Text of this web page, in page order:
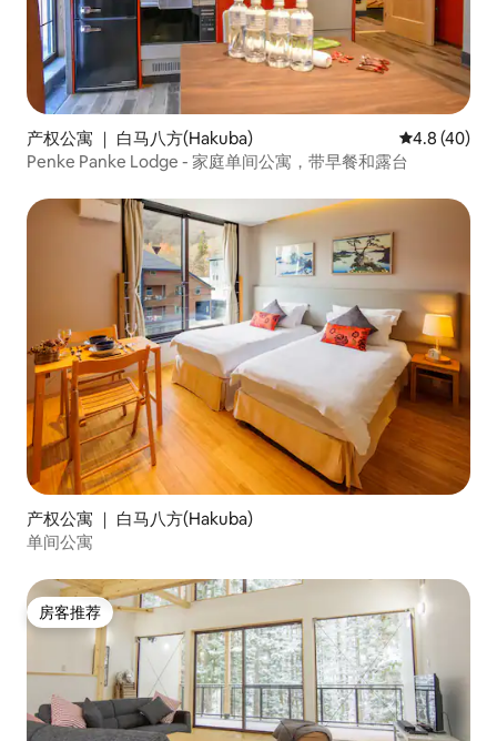
产权公寓 ｜ 白马八方(Hakuba) 平均评分
4.8 (40)
Penke Panke Lodge - 家庭单间公寓，带早餐和露台
产权公寓 ｜ 白马八方(Hakuba)
单间公寓
房客推荐
房客推荐